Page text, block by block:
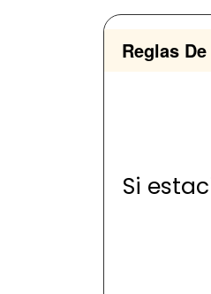
Reglas
Si